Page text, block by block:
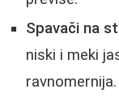
Spavači na
niski i meki
ravnomernija.